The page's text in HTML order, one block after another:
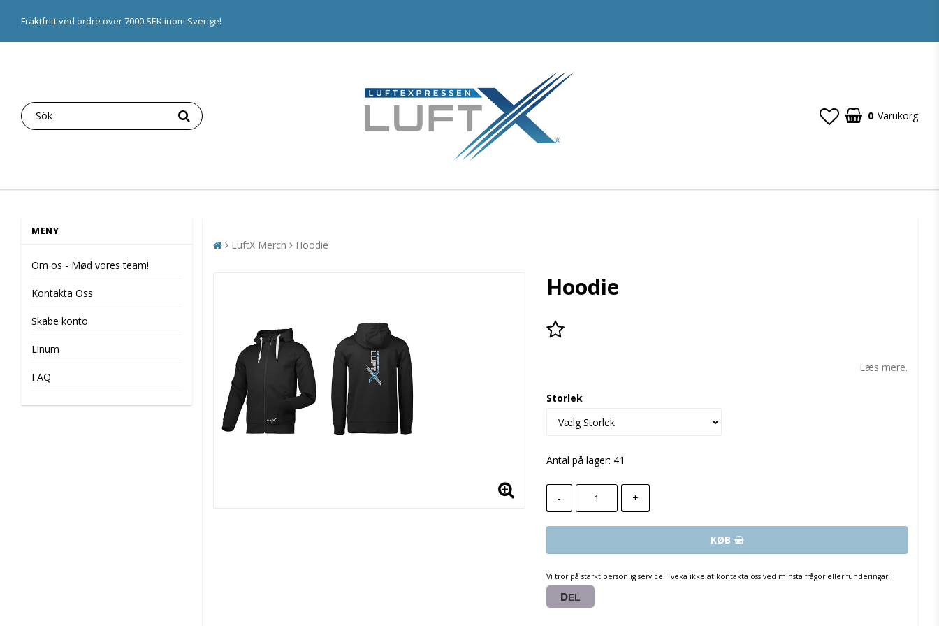
Fraktfritt ved ordre over 7000 SEK inom Sverige!
0 Varukorg
MENY
Om os - Mød vores team!
Kontakta Oss
Skabe konto
Linum
FAQ
LuftX Merch Hoodie
Hoodie
Læs mere.
Storlek
Antal på lager: 41
- +
KØB
Vi tror på starkt personlig service. Tveka ikke at kontakta oss ved minsta frågor eller funderingar!
DEL